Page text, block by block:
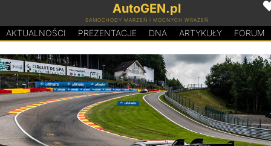
AutoGEN.pl
SAMOCHODY MARZEŃ I MOCNYCH WRAŻEŃ
AKTUALNOŚCI PREZENTACJE DNA ARTYKUŁY FORUM